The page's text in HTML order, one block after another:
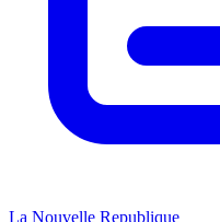
La Nouvelle Republique